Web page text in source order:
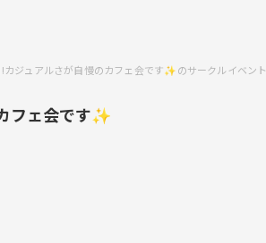
カジュアルさが自慢のカフェ会です✨のサークルイベント
フェ会です✨